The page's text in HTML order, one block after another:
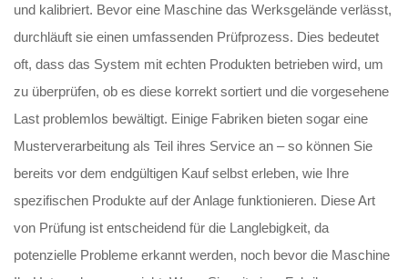
und kalibriert. Bevor eine Maschine das Werksgelände verlässt,
durchläuft sie einen umfassenden Prüfprozess. Dies bedeutet
oft, dass das System mit echten Produkten betrieben wird, um
zu überprüfen, ob es diese korrekt sortiert und die vorgesehene
Last problemlos bewältigt. Einige Fabriken bieten sogar eine
Musterverarbeitung als Teil ihres Service an – so können Sie
bereits vor dem endgültigen Kauf selbst erleben, wie Ihre
spezifischen Produkte auf der Anlage funktionieren. Diese Art
von Prüfung ist entscheidend für die Langlebigkeit, da
potenzielle Probleme erkannt werden, noch bevor die Maschine